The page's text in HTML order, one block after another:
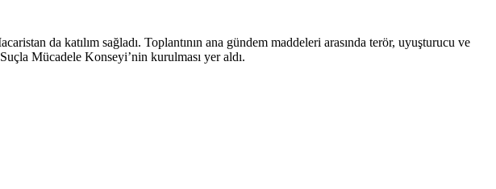
da katılım sağladı. Toplantının ana gündem maddeleri arasında terör, uyuşturucu ve
Mücadele Konseyi’nin kurulması yer aldı.